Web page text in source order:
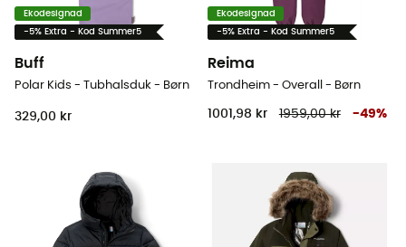
Ekodesignad
-5% Extra - Kod Summer5
Buff
Polar Kids - Tubhalsduk - Børn
329,00 kr
Ekodesignad
-5% Extra - Kod Summer5
Reima
Trondheim - Overall - Børn
1001,98 kr 1959,00 kr -49%